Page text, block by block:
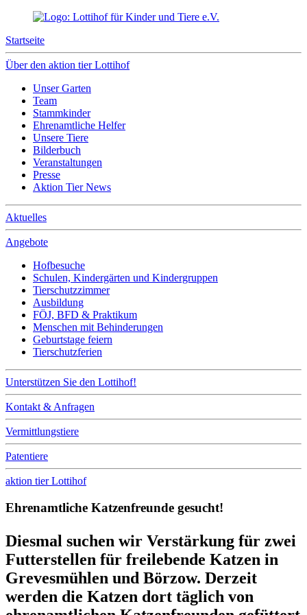
Startseite
Über den aktion tier Lottihof
Unser Garten
Team
Stammkinder
Ehrenamtliche Helfer
Unsere Tiere
Bilderbuch
Veranstaltungen
Presse
Aktion Tier News
Aktuelles
Angebote
Hofbesuche
Schulen, Kindergärten und Kindergruppen
Tierschutzzimmer
Ausbildung
FÖJ, BFD & Praktikum
Menschen mit Behinderungen
Geburtstage feiern
Tierschutzferien
Unterstützen Sie den Lottihof!
Kontakt & Anfragen
Vermittlungstiere
Patentiere
aktion tier Lottihof
Ehrenamtliche Katzenfreunde gesucht!
Diesmal suchen wir Verstärkung für zwei
Futterstellen für freilebende Katzen in
Grevesmühlen und Börzow. Derzeit
werden die Katzen dort täglich von